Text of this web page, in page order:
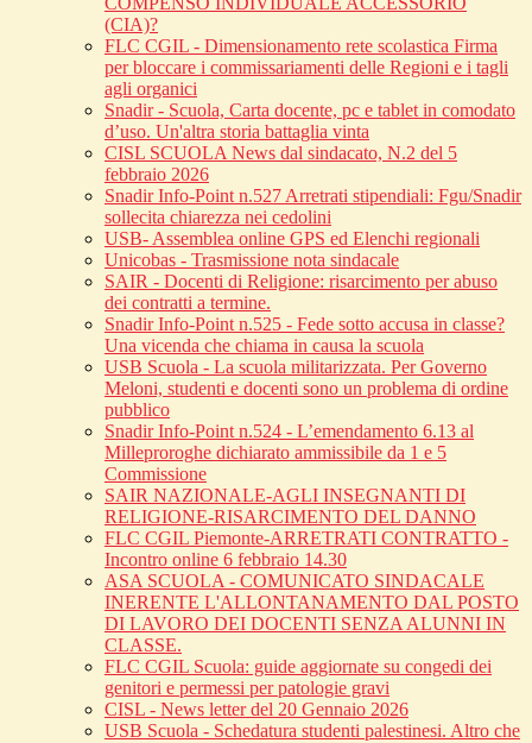
(CIA)?
FLC CGIL - Dimensionamento rete scolastica Firma
per bloccare i commissariamenti delle Regioni e i tagli
agli organici
Snadir - Scuola, Carta docente, pc e tablet in comodato
d’uso. Un'altra storia battaglia vinta
CISL SCUOLA News dal sindacato, N.2 del 5
febbraio 2026
Snadir Info-Point n.527 Arretrati stipendiali: Fgu/Snadir
sollecita chiarezza nei cedolini
USB- Assemblea online GPS ed Elenchi regionali
Unicobas - Trasmissione nota sindacale
SAIR - Docenti di Religione: risarcimento per abuso
dei contratti a termine.
Snadir Info-Point n.525 - Fede sotto accusa in classe?
Una vicenda che chiama in causa la scuola
USB Scuola - La scuola militarizzata. Per Governo
Meloni, studenti e docenti sono un problema di ordine
pubblico
Snadir Info-Point n.524 - L’emendamento 6.13 al
Milleproroghe dichiarato ammissibile da 1 e 5
Commissione
SAIR NAZIONALE-AGLI INSEGNANTI DI
RELIGIONE-RISARCIMENTO DEL DANNO
FLC CGIL Piemonte-ARRETRATI CONTRATTO -
Incontro online 6 febbraio 14.30
ASA SCUOLA - COMUNICATO SINDACALE
INERENTE L'ALLONTANAMENTO DAL POSTO
DI LAVORO DEI DOCENTI SENZA ALUNNI IN
CLASSE.
FLC CGIL Scuola: guide aggiornate su congedi dei
genitori e permessi per patologie gravi
CISL - News letter del 20 Gennaio 2026
USB Scuola - Schedatura studenti palestinesi. Altro che